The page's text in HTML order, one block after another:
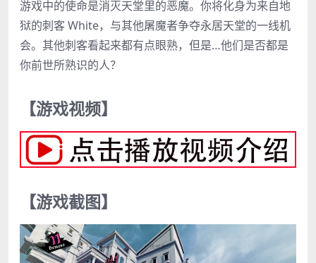
游戏中的使命是消灭天堂里的恶魔。你将化身为来自地
狱的刺客 White，与其他屠魔者争夺永居天堂的一线机
会。其他刺客看起来都有点眼熟，但是…他们是否都是
你前世所熟识的人？
【游戏视频】
【游戏截图】